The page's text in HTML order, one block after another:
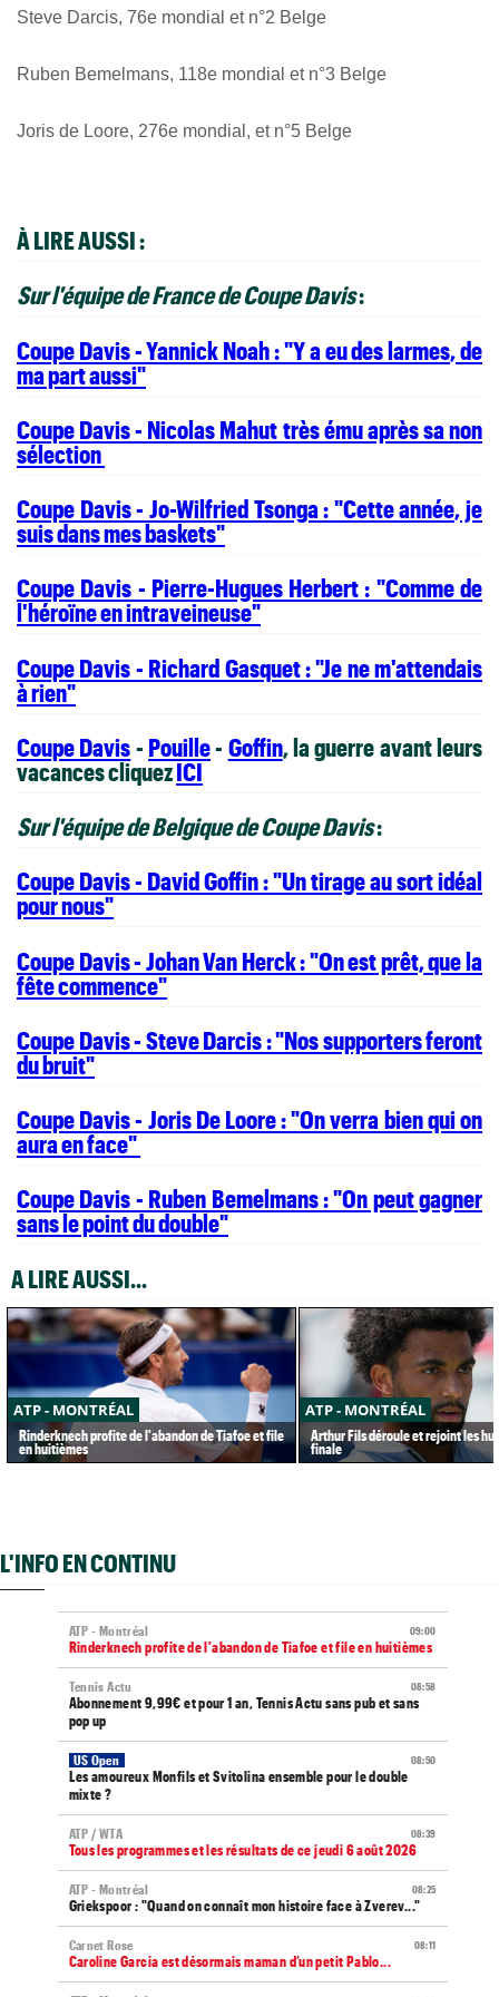
Steve Darcis, 76e mondial et n°2 Belge
Ruben Bemelmans, 118e mondial et n°3 Belge
Joris de Loore, 276e mondial, et n°5 Belge
À LIRE AUSSI :
Sur l'équipe de France de Coupe Davis:
Coupe Davis - Yannick Noah : "Y a eu des larmes, de
ma part aussi"
Coupe Davis - Nicolas Mahut très ému après sa non
sélection
Coupe Davis - Jo-Wilfried Tsonga : "Cette année, je
suis dans mes baskets"
Coupe Davis - Pierre-Hugues Herbert : "Comme de
l'héroïne en intraveineuse"
Coupe Davis - Richard Gasquet : "Je ne m'attendais
à rien"
Coupe Davis- Pouille- Goffin, la guerre avant leurs
vacances cliquezICI
Sur l'équipe de Belgique de Coupe Davis:
Coupe Davis - David Goffin : "Un tirage au sort idéal
pour nous"
Coupe Davis - Johan Van Herck : "On est prêt, que la
fête commence"
Coupe Davis - Steve Darcis : "Nos supporters feront
du bruit"
Coupe Davis - Joris De Loore : "On verra bien qui on
aura en face"
Coupe Davis - Ruben Bemelmans : "On peut gagner
sans le point du double"
A LIRE AUSSI...
ATP - MONTRÉAL
Rinderknech profite de l'abandon de Tiafoe et file
en huitièmes
ATP - MONTRÉAL
Arthur Fils déroule et rejoint les
finale
L'INFO EN CONTINU
09:00
ATP - Montréal
Rinderknech profite de l'abandon de Tiafoe et file en huitièmes
08:58
Tennis Actu
Abonnement 9,99€ et pour 1 an, Tennis Actu sans pub et sans
pop up
08:50
US Open
Les amoureux Monfils et Svitolina ensemble pour le double
mixte ?
08:39
ATP / WTA
Tous les programmes et les résultats de ce jeudi 6 août 2026
08:25
ATP - Montréal
Griekspoor : "Quand on connaît mon histoire face à Zverev..."
08:11
Carnet Rose
Caroline Garcia est désormais maman d’un petit Pablo...